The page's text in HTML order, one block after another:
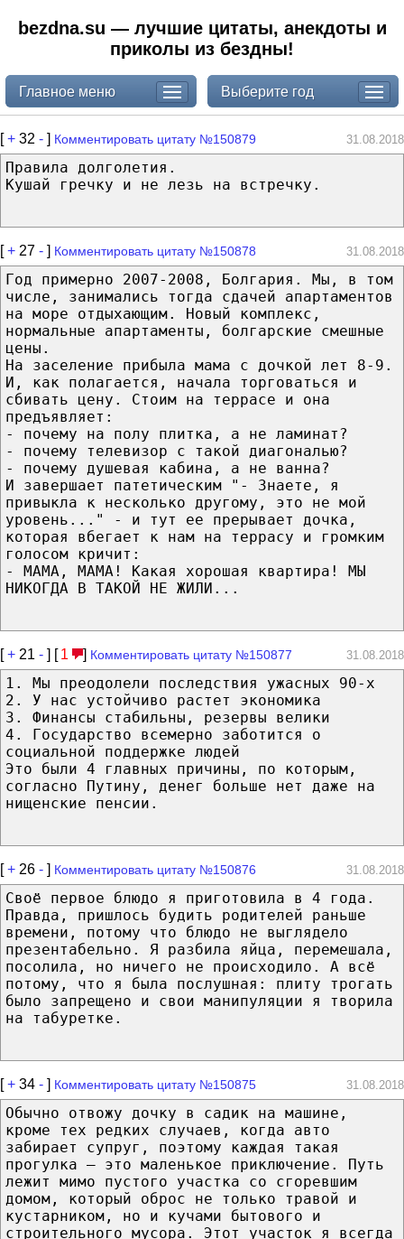
bezdna.su — лучшие цитаты, анекдоты и
приколы из бездны!
Главное меню Выберите год
[+ 32 - ] Комментировать цитату №150879 31.08.2018
Правила долголетия.
Кушай гречку и не лезь на встречку.
[+ 27 - ] Комментировать цитату №150878 31.08.2018
Год примерно 2007-2008, Болгария. Мы, в том
числе, занимались тогда сдачей апартаментов
на море отдыхающим. Новый комплекс,
нормальные апартаменты, болгарские смешные
цены.
На заселение прибыла мама с дочкой лет 8-9.
И, как полагается, начала торговаться и
сбивать цену. Стоим на террасе и она
предъявляет:
- почему на полу плитка, а не ламинат?
- почему телевизор с такой диагональю?
- почему душевая кабина, а не ванна?
И завершает патетическим "- Знаете, я
привыкла к несколько другому, это не мой
уровень..." - и тут ее прерывает дочка,
которая вбегает к нам на террасу и громким
голосом кричит:
- МАМА, МАМА! Какая хорошая квартира! МЫ
НИКОГДА В ТАКОЙ НЕ ЖИЛИ...
[+ 21 - ] [ 1 ] Комментировать цитату №150877 31.08.2018
1. Мы преодолели последствия ужасных 90-х
2. У нас устойчиво растет экономика
3. Финансы стабильны, резервы велики
4. Государство всемерно заботится о
социальной поддержке людей
Это были 4 главных причины, по которым,
согласно Путину, денег больше нет даже на
нищенские пенсии.
[+ 26 - ] Комментировать цитату №150876 31.08.2018
Своё первое блюдо я приготовила в 4 года.
Правда, пришлось будить родителей раньше
времени, потому что блюдо не выглядело
презентабельно. Я разбила яйца, перемешала,
посолила, но ничего не происходило. А всё
потому, что я была послушная: плиту трогать
было запрещено и свои манипуляции я творила
на табуретке.
[+ 34 - ] Комментировать цитату №150875 31.08.2018
Обычно отвожу дочку в садик на машине,
кроме тех редких случаев, когда авто
забирает супруг, поэтому каждая такая
прогулка – это маленькое приключение. Путь
лежит мимо пустого участка со сгоревшим
домом, который оброс не только травой и
кустарником, но и кучами бытового и
строительного мусора. Этот участок я всегда